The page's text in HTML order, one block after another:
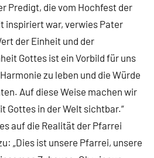
Predigt, die vom Hochfest der
inspiriert war, verwies Pater
der Einheit und der
Gottes ist ein Vorbild für uns
zu leben und die Würde
Auf diese Weise machen wir
Gottes in der Welt sichtbar.“
auf die Realität der Pfarrei
„Dies ist unsere Pfarrei, unsere